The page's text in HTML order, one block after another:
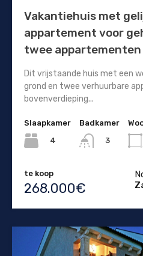
Vakantiehuis met
appartement voor
twee
Dit vrijstaande huis met een
grond en twee verhuurbare
bovenverdieping...
Slaapkamer
4
Badkamer
3
te koop
268.000€